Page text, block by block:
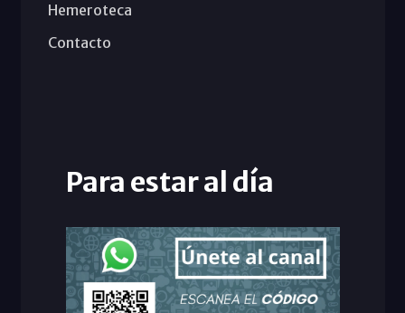
Hemeroteca
Contacto
Para estar al día